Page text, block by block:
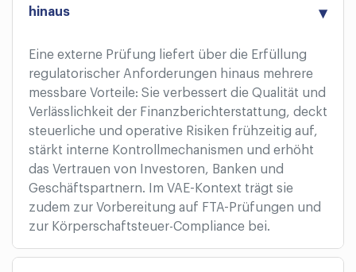
hinaus
Eine externe Prüfung liefert über die Erfüllung
regulatorischer Anforderungen hinaus mehrere
messbare Vorteile: Sie verbessert die Qualität und
Verlässlichkeit der Finanzberichterstattung, deckt
steuerliche und operative Risiken frühzeitig auf,
stärkt interne Kontrollmechanismen und erhöht
das Vertrauen von Investoren, Banken und
Geschäftspartnern. Im VAE-Kontext trägt sie
zudem zur Vorbereitung auf FTA-Prüfungen und
zur Körperschaftsteuer-Compliance bei.